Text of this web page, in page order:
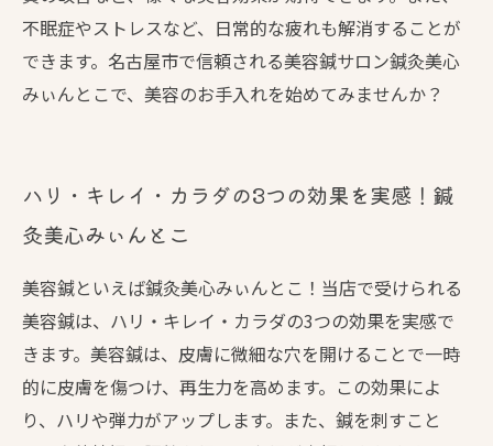
不眠症やストレスなど、日常的な疲れも解消することが
できます。名古屋市で信頼される美容鍼サロン鍼灸美心
みぃんとこで、美容のお手入れを始めてみませんか？
ハリ・キレイ・カラダの3つの効果を実感！鍼
灸美心みぃんとこ
美容鍼といえば鍼灸美心みぃんとこ！当店で受けられる
美容鍼は、ハリ・キレイ・カラダの3つの効果を実感で
きます。美容鍼は、皮膚に微細な穴を開けることで一時
的に皮膚を傷つけ、再生力を高めます。この効果によ
り、ハリや弾力がアップします。また、鍼を刺すこと